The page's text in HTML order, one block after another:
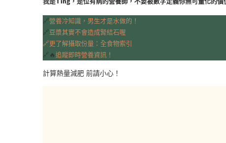
🔗營養冷知識，男生才是水做的！
🔗豆漿其實不會造成腎結石喔
🔗更了解攝取份量：全食物索引
🔗🔥追蹤即時營養資訊！
計算熱量減肥 前請小心！